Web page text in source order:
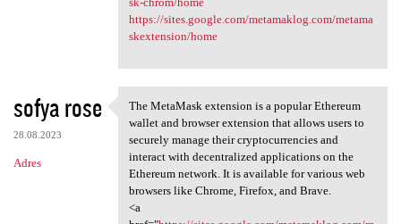
https://sites.google.com/metamaklog.com/metama
skextension/home
sofya rose
28.08.2023
Adres
The MetaMask extension is a
The MetaMask extension is a popular Ethereum
wallet and browser extension that allows users to
securely manage their cryptocurrencies and
interact with decentralized applications on the
Ethereum network. It is available for various web
browsers like Chrome, Firefox, and Brave.
<a